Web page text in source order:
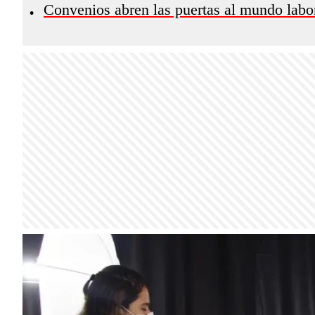
• Convenios abren las puertas al mundo